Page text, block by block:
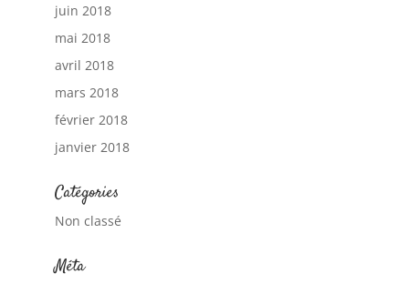
juin 2018
mai 2018
avril 2018
mars 2018
février 2018
janvier 2018
Catégories
Non classé
Méta